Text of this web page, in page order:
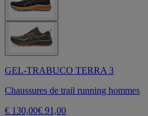
GEL-TRABUCO TERRA 3
Chaussures de trail running hommes
€ 130,00€ 91,00